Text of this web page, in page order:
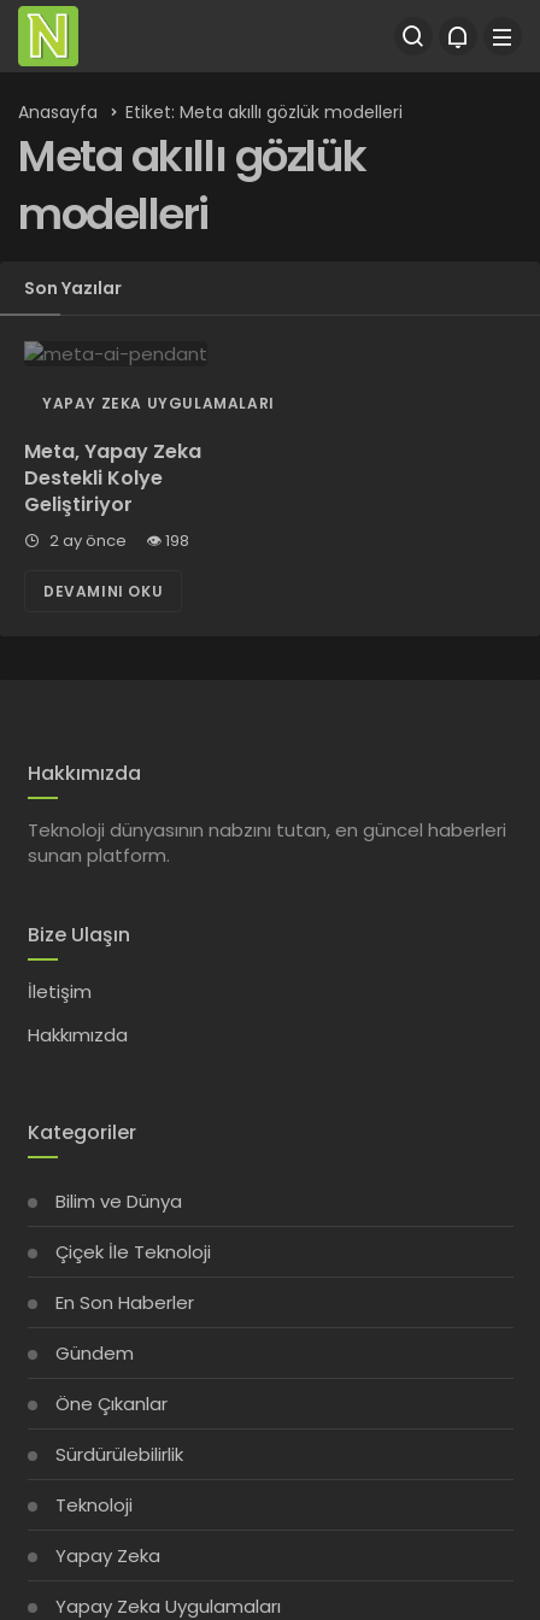
Anasayfa Etiket: Meta akıllı gözlük modelleri
Meta akıllı gözlük
modelleri
Son Yazılar
YAPAY ZEKA UYGULAMALARI
Meta, Yapay Zeka
Destekli Kolye
Geliştiriyor
2 ay önce 198
DEVAMINI OKU
Hakkımızda
Teknoloji dünyasının nabzını tutan, en güncel haberleri
sunan platform.
Bize Ulaşın
İletişim
Hakkımızda
Kategoriler
Bilim ve Dünya
Çiçek İle Teknoloji
En Son Haberler
Gündem
Öne Çıkanlar
Sürdürülebilirlik
Teknoloji
Yapay Zeka
Yapay Zeka Uygulamaları